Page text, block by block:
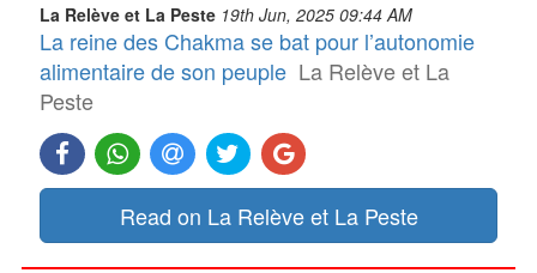
La Relève et La Peste 19th Jun, 2025 09:44 AM
La reine des Chakma se bat pour l’autonomie
alimentaire de son peuple La Relève et La
Peste
Read on La Relève et La Peste